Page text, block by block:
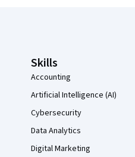
Skills
Accounting
Artificial Intelligence (AI)
Cybersecurity
Data Analytics
Digital Marketing